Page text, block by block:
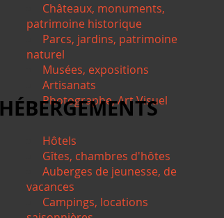
Châteaux, monuments,
patrimoine historique
Parcs, jardins, patrimoine
naturel
Musées, expositions
Artisanats
Photographe, Art Visuel
HÉBERGEMENTS
Hôtels
Gîtes, chambres d'hôtes
Auberges de jeunesse, de
vacances
Campings, locations